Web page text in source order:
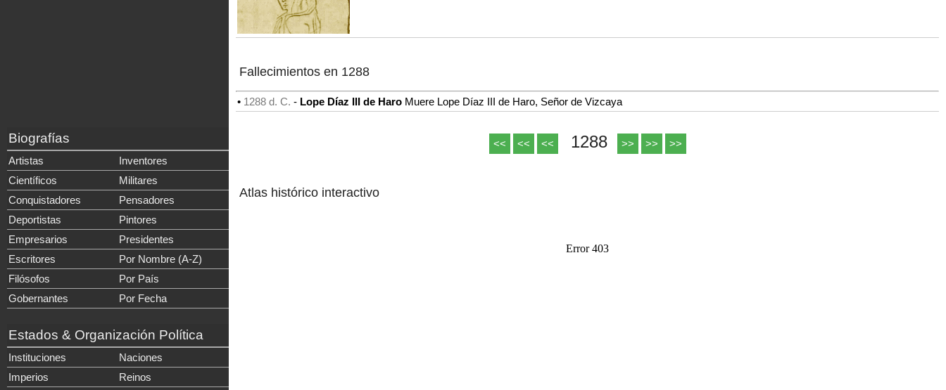
Fallecimientos en 1288
• 1288 d. C. - Lope Díaz III de Haro Muere Lope Díaz III de Haro, Señor de Vizcaya
<< << << 1288 >> >> >>
Atlas histórico interactivo
Biografías
Artistas
Inventores
Científicos
Militares
Conquistadores
Pensadores
Deportistas
Pintores
Empresarios
Presidentes
Escritores
Por Nombre (A-Z)
Filósofos
Por País
Gobernantes
Por Fecha
Estados & Organización Política
Instituciones
Naciones
Imperios
Reinos